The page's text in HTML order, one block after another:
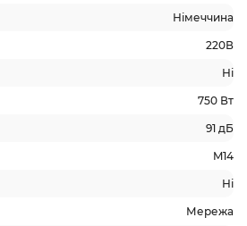
Німеччина
220В
Ні
750 Вт
91 дБ
M14
Ні
Мережа